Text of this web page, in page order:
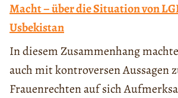
Macht – über die Situation von
Usbekistan
In diesem Zusammenhang
auch mit kontroversen Aussagen
Frauenrechten auf sich